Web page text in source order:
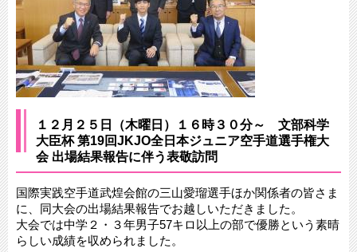
１２月２５日（木曜日）１６時３０分～ 文部科学
大臣杯 第19回JKJO全日本ジュニア空手道選手権大
会 出場結果報告に伴う表敬訪問
国際実践空手道武煌会館の三山愛瑠選手ほか関係者の皆さま
に、同大会の出場結果報告でお越しいただきました。
大会では中学２・３年男子57キロ以上の部で優勝という素晴
らしい成績を収められました。